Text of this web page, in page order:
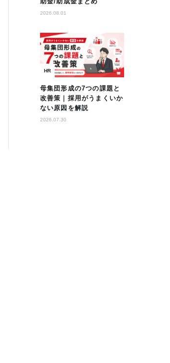
2026.08.01
HR
母集団形成の7つの課題と
改善策｜採用がうまくいか
ない原因を解説
2026.07.30